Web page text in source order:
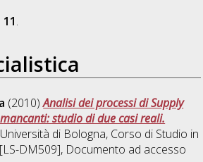
11.
(2010)Analisi dei processi di Supply
studio di due casi reali.
di Bologna, Corso di Studio in
DM509], Documento ad accesso